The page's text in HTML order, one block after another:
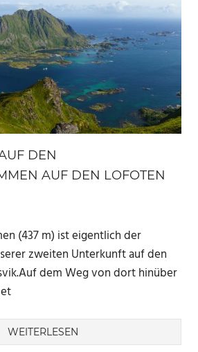
DEN
AUF DEN LOFOTEN
(437 m) ist eigentlich der
zweiten Unterkunft auf den
dem Weg von dort hinüber
WEITERLESEN